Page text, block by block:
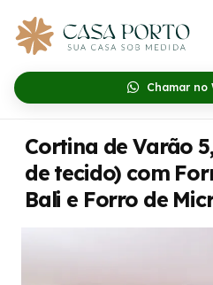
Chamar no
Cortina de Varão
de tecido) com
Bali e Forro de